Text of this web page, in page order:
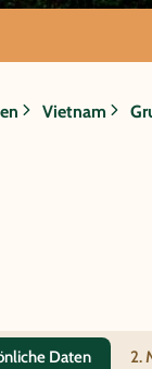
Vietnam
Daten 2.